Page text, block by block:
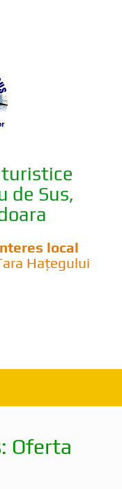
turistice
de Sus,
local
Hațegului
Oferta